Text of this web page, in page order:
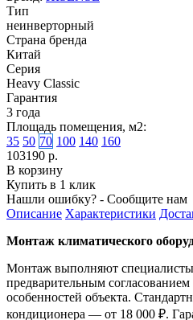
Тип
неинверторный
Страна бренда
Китай
Серия
Heavy Classic
Гарантия
3 года
Площадь помещения, м2:
35 50 70 100 140 160
103190 р.
В корзину
Купить в 1 клик
Нашли ошибку? - Сообщите нам
Описание Характеристики
Монтаж климатического
Монтаж выполняют
предварительным согласованием
особенностей объекта.
кондиционера — от 18 000 ₽.